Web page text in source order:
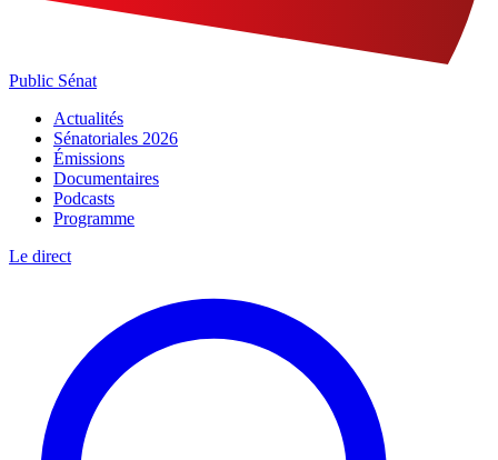
Public Sénat
Actualités
Sénatoriales 2026
Émissions
Documentaires
Podcasts
Programme
Le direct